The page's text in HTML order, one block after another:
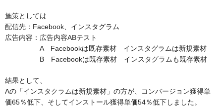
施策としては…
配信先：Facebook、インスタグラム
広告内容：広告内容ABテスト
A Facebookは既存素材 インスタグラムは新規素材
B Facebookは既存素材 インスタグラムも既存素材
結果として、
Aの「インスタクラムは新規素材」の方が、コンバージョン獲得単
価65％低下、そしてインストール獲得単価54％低下しました。